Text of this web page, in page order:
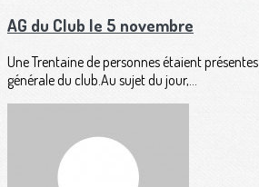
AG du Club le 5 novembre
Une Trentaine de personnes étaient
générale du club.Au sujet du jour,...